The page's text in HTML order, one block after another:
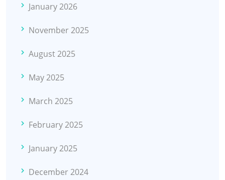
January 2026
November 2025
August 2025
May 2025
March 2025
February 2025
January 2025
December 2024